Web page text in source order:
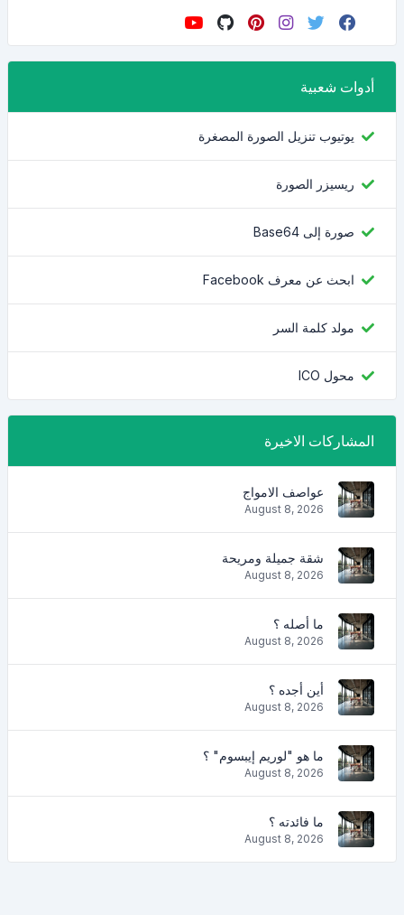
أدوات شعبية
يوتيوب تنزيل الصورة المصغرة
ريسيزر الصورة
صورة إلى Base64
ابحث عن معرف Facebook
مولد كلمة السر
محول ICO
المشاركات الاخيرة
عواصف الامواج
August 8, 2026
شقة جميلة ومريحة
August 8, 2026
ما أصله ؟
August 8, 2026
أين أجده ؟
August 8, 2026
ما هو "لوريم إيبسوم" ؟
August 8, 2026
ما فائدته ؟
August 8, 2026